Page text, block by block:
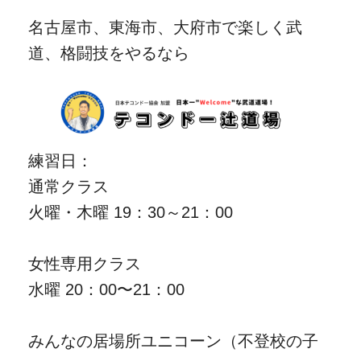
名古屋市、東海市、大府市で楽しく武
道、格闘技をやるなら
練習日：
通常クラス
火曜・木曜 19：30～21：00
女性専用クラス
水曜 20：00〜21：00
みんなの居場所ユニコーン（不登校の子